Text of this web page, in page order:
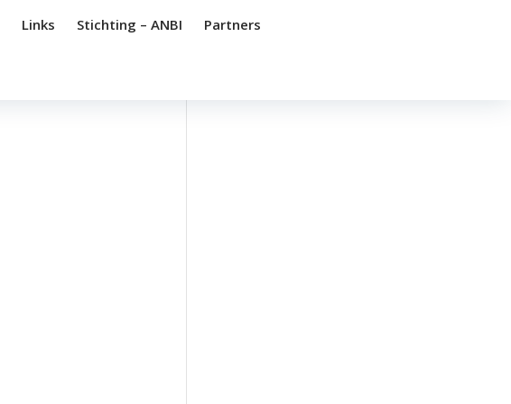
Links Stichting – ANBI Partners